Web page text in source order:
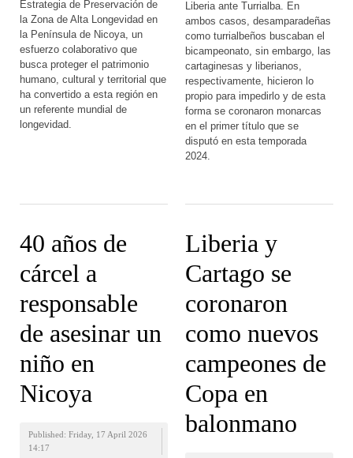
Estrategia de Preservación de
la Zona de Alta Longevidad en
la Península de Nicoya, un
esfuerzo colaborativo que
busca proteger el patrimonio
humano, cultural y territorial que
ha convertido a esta región en
un referente mundial de
longevidad.
Liberia ante Turrialba. En
ambos casos, desamparadeñas
como turrialbeños buscaban el
bicampeonato, sin embargo, las
cartaginesas y liberianos,
respectivamente, hicieron lo
propio para impedirlo y de esta
forma se coronaron monarcas
en el primer título que se
disputó en esta temporada
2024.
40 años de
cárcel a
responsable
de asesinar un
niño en
Nicoya
Published: Friday, 17 April 2026
14:17
Liberia y
Cartago se
coronaron
como nuevos
campeones de
Copa en
balonmano